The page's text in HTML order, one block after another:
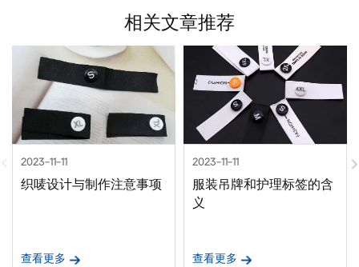
相关文章推荐
2023-11-11
织唛设计与制作注意事项
查看更多
2023-11-11
服装吊牌和护理标签的含
义
查看更多